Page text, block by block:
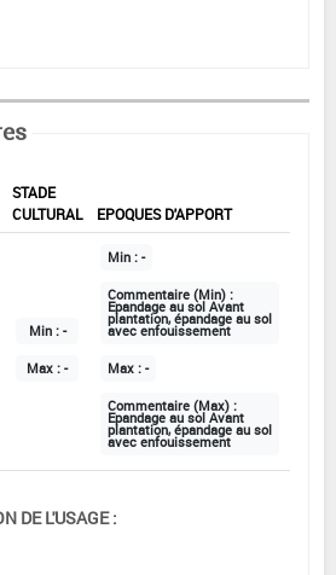
STADE
CULTURAL
EPOQUES D'APPORT
Min : -
Max : -
Min : -
Commentaire (Min) :
Epandage au sol Avant
plantation, épandage au sol
avec enfouissement
Max : -
Commentaire (Max) :
Epandage au sol Avant
plantation, épandage au sol
avec enfouissement
DE L'USAGE :